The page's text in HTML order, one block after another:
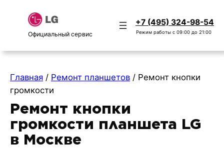
Официальный сервис
+7 (495) 324-98-54
Режим работы с 09:00 до 21:00
Главная / Ремонт планшетов / Ремонт кнопки
громкости
Ремонт кнопки
громкости планшета LG
в Москве